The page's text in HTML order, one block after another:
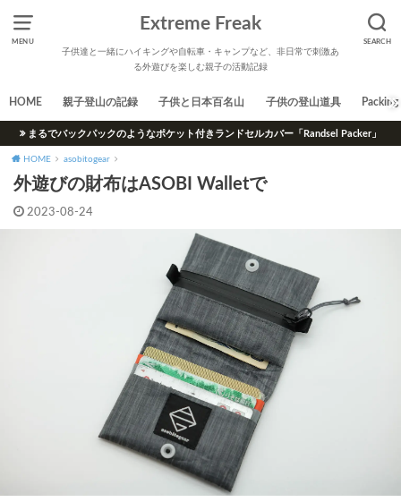
MENU SEARCH
Extreme Freak
子供達と一緒にハイキングや自転車・キャンプなど、非日常で刺激あ
る外遊びを楽しむ親子の活動記録
HOME 親子登山の記録 子供と日本百名山 子供の登山道具 Packing
まるでバックパックのようなポケット付きランドセルカバー「Randsel Packer」
HOME asobitogear
外遊びの財布はASOBI Walletで
2023-08-24